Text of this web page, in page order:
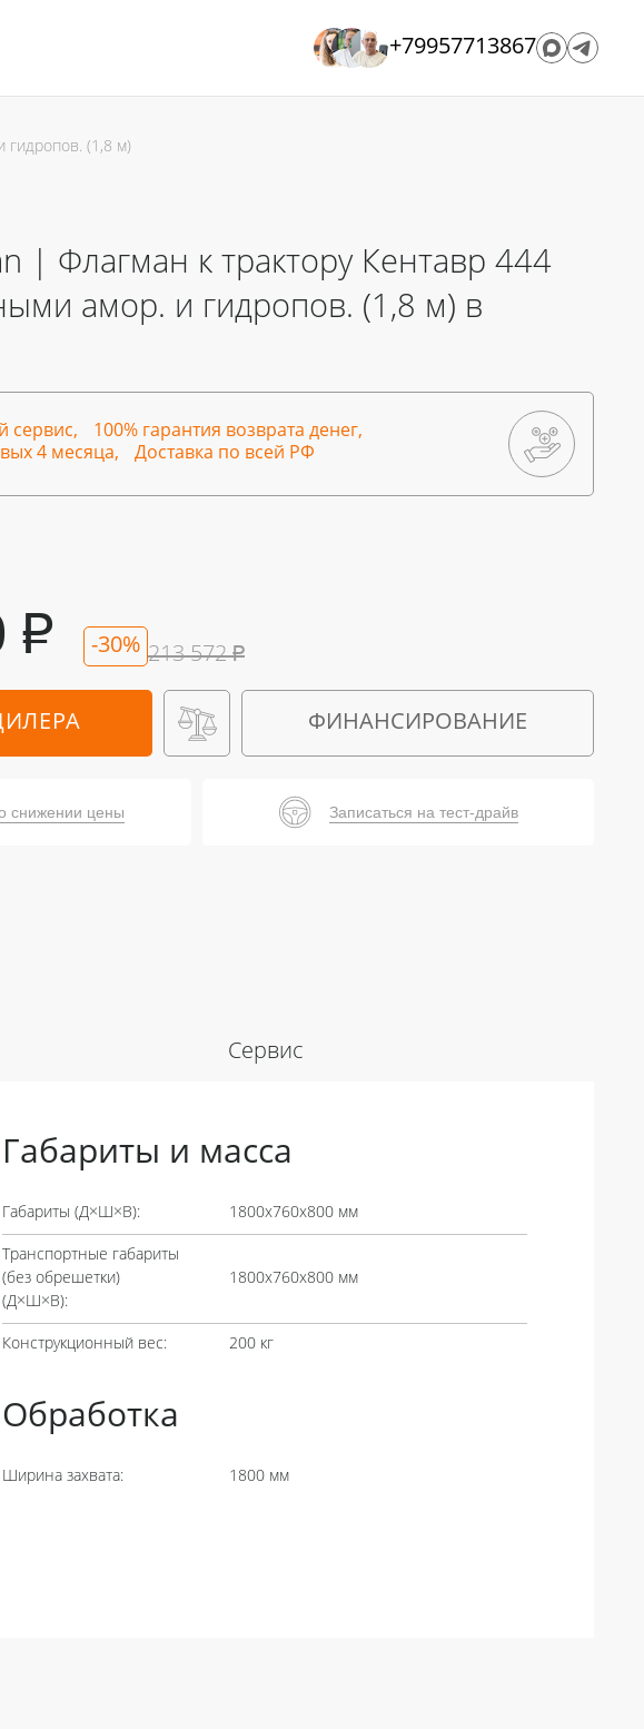
+79957713867
гидропов. (1,8 м)
| Флагман к трактору Кентавр 444
амор. и гидропов. (1,8 м) в
сервис,
100% гарантия возврата денег,
4 месяца,
Доставка по всей РФ
213 572₽
-30%
₽
ФИНАНСИРОВАНИЕ
снижении цены Записаться на тест-драйв
Сервис
Габариты и масса
Габариты (Д×Ш×В): 1800х760х800 мм
Транспортные габариты
(без обрешетки)
(Д×Ш×В):
1800х760х800 мм
Конструкционный вес: 200 кг
Обработка
Ширина захвата: 1800 мм